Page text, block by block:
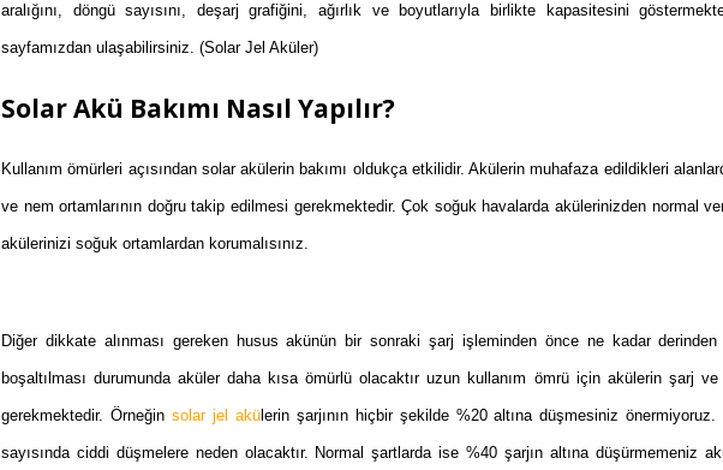
aralığını, döngü sayısını, deşarj grafiğini, ağırlık ve boyutlarıyla birlikte kapasitesini
sayfamızdan ulaşabilirsiniz. (Solar Jel Aküler)
Solar Akü Bakımı Nasıl Yapılır?
Kullanım ömürleri açısından solar akülerin bakımı oldukça etkilidir. Akülerin muhafaza edildikleri
ve nem ortamlarının doğru takip edilmesi gerekmektedir. Çok soğuk havalarda akülerinizden normal
akülerinizi soğuk ortamlardan korumalısınız.
Diğer dikkate alınması gereken husus akünün bir sonraki şarj işleminden önce ne kadar derinden
boşaltılması durumunda aküler daha kısa ömürlü olacaktır uzun kullanım ömrü için akülerin şarj
gerekmektedir. Örneğinsolar jel akülerin şarjının hiçbir şekilde %20 altına düşmesiniz
sayısında ciddi düşmelere neden olacaktır. Normal şartlarda ise %40 şarjın altına düşürmemeniz